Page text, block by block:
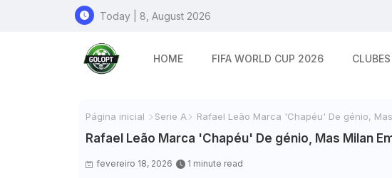
Today | 8, August 2026
HOME FIFA WORLD CUP 2026 CLUBES
Página inicial Serie A Rafael Leão Marca 'Chapéu' De génio,
Rafael Leão Marca 'Chapéu' De génio, Mas Milan
fevereiro 18, 2026 1 minute read